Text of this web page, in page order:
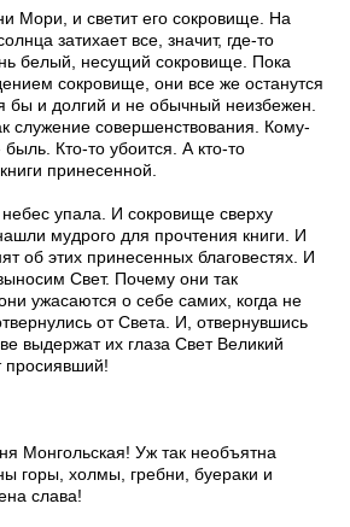
Мори, и светит его сокровище. На
затихает все, значит, где-то
белый, несущий сокровище. Пока
сокровище, они все же останутся
бы и долгий и не обычный ­неизбежен.
служение совершенствования. Кому-
быль. Кто-то убоится. А кто-то
принесенной.
небес упала. И сокровище сверху
мудрого для прочтения книги. И
об этих принесенных благовестях. И
Свет. Почему они так
ужасаются о себе самих, когда не
от Света. И, отвернувшись
выдержат их глаза Свет Великий
просиявший!
Монгольская! Уж так необъятна
горы, холмы, гребни, буераки и
слава!